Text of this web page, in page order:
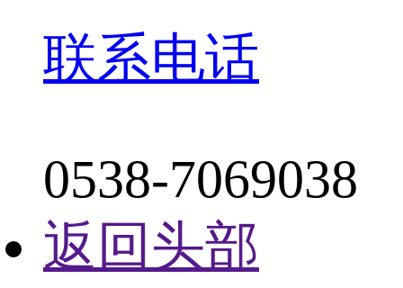
联系电话
0538-7069038
返回头部